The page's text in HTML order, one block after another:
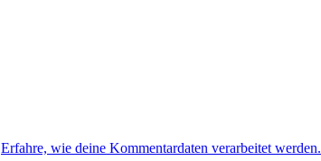
Erfahre, wie deine Kommentardaten verarbeitet werden.